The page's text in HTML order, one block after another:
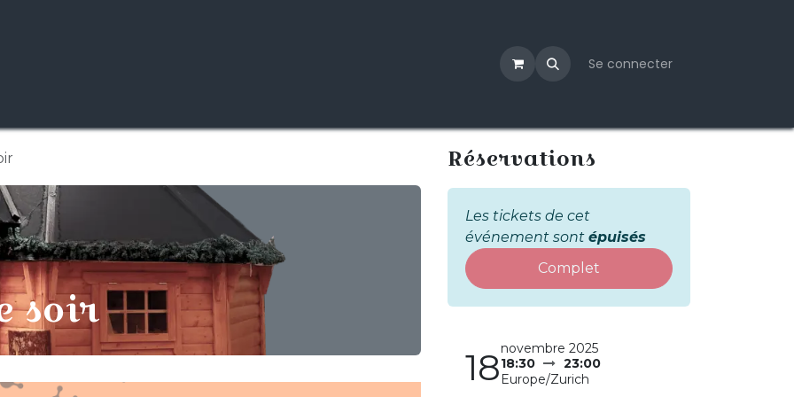
Se connecter
soir
Réservations
Les tickets de cet
événement sont épuisés
Complet
18novembre 2025
18:30
23:00
Europe/Zurich